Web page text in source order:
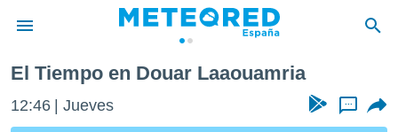
de
El Tiempo en Douar Laaouamria
12:46 Jueves ...